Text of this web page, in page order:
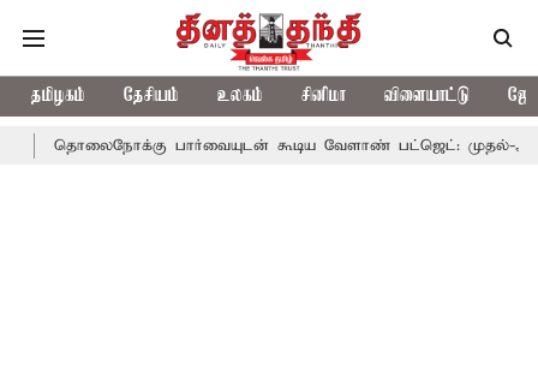
தமிழகம் தேசியம் உலகம் சினிமா விளையாட்டு
பார்வையுடன் கூடிய வேளாண் பட்ஜெட்: முதல்-அமைச்சர்